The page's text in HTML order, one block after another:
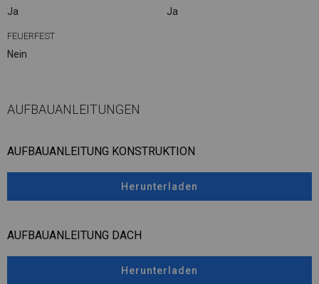
Ja Ja
FEUERFEST
Nein
AUFBAUANLEITUNGEN
AUFBAUANLEITUNG KONSTRUKTION
Herunterladen
AUFBAUANLEITUNG DACH
Herunterladen